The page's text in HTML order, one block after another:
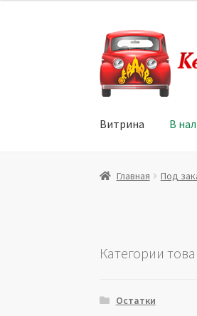
Перейти
к
навигации
Перейти
к
содержимому
Витрина В
Главная Витрина
Главная Под
Категории
Остатки